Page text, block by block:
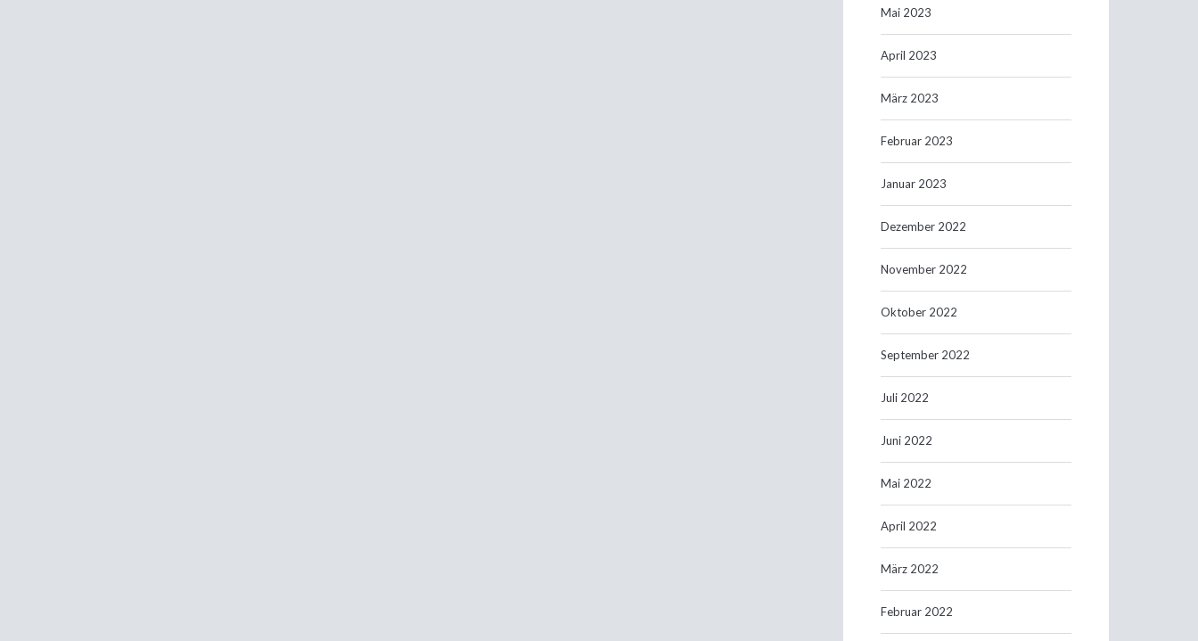
Mai 2023
April 2023
März 2023
Februar 2023
Januar 2023
Dezember 2022
November 2022
Oktober 2022
September 2022
Juli 2022
Juni 2022
Mai 2022
April 2022
März 2022
Februar 2022